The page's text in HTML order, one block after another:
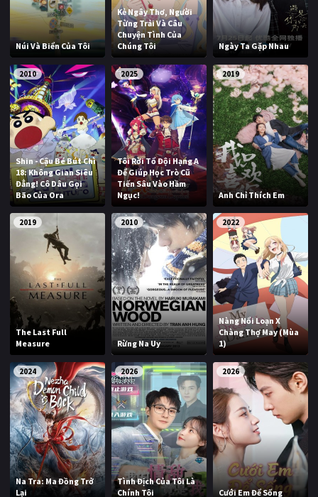
Núi Và Biển Của Tôi
Kẻ Ngây Thơ, Người
Từng Trải Và Câu
Chuyện Tình Của
Chúng Tôi
Ngày Ta Gặp Nhau
2010
Shin - Cậu Bé Bút Chì
18: Không Gian Siêu
Đẳng! Cô Dâu Gọi
Bão Của Ora
2025
Tôi Rời Tổ Đội Hạng A
Để Giúp Học Trò Cũ
Tiến Sâu Vào Hầm
Ngục!
2019
Anh Chỉ Thích Em
2019
The Last Full
Measure
2010
Rừng Na Uy
2022
Nàng Nổi Loạn X
Chàng Thợ May (Mùa
1)
2024
Na Tra: Ma Đồng Trở
Lại
2026
Tình Địch Của Tôi Là
Chính Tôi
2026
Cưới Em Để Sống